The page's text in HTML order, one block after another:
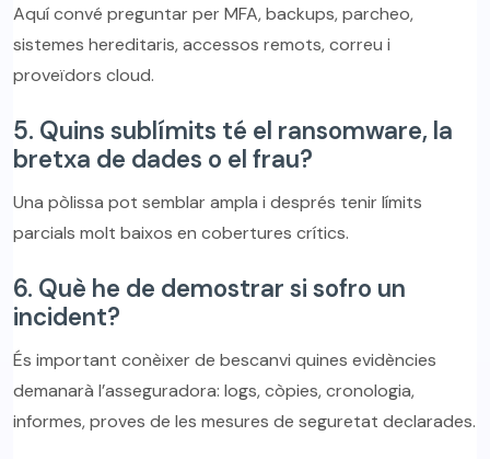
Aquí convé preguntar per MFA, backups, parcheo,
sistemes hereditaris, accessos remots, correu i
proveïdors cloud.
5. Quins sublímits té el ransomware, la
bretxa de dades o el frau?
Una pòlissa pot semblar ampla i després tenir límits
parcials molt baixos en cobertures crítics.
6. Què he de demostrar si sofro un
incident?
És important conèixer de bescanvi quines evidències
demanarà l’asseguradora: logs, còpies, cronologia,
informes, proves de les mesures de seguretat declarades.